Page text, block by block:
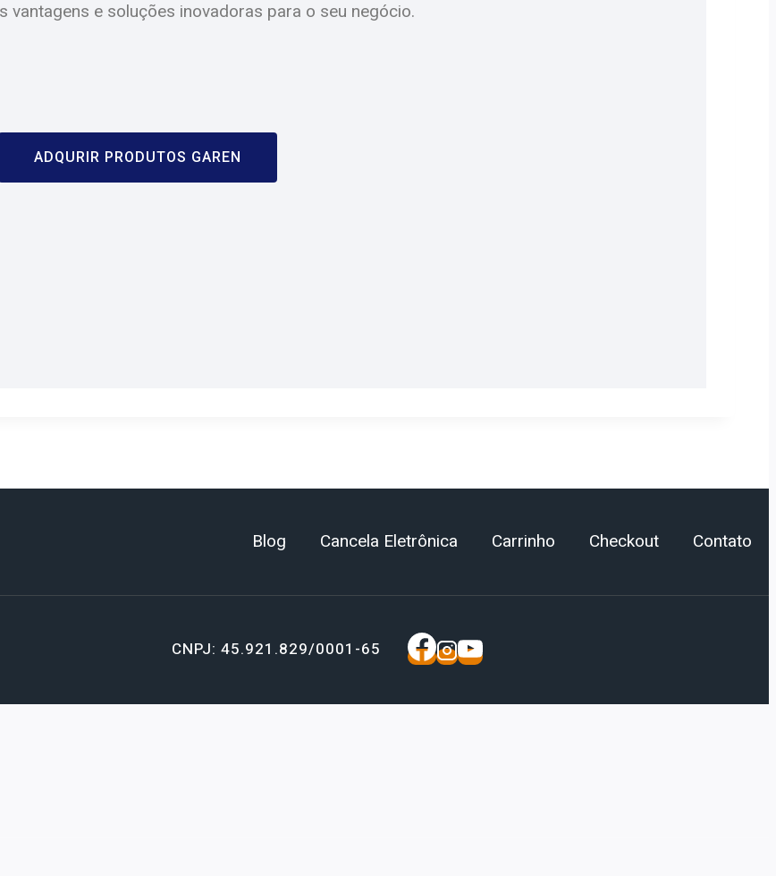
vantagens e soluções inovadoras para o seu negócio.
ADQURIR PRODUTOS GAREN
Blog Cancela Eletrônica Carrinho Checkout Contato
CNPJ: 45.921.829/0001-65